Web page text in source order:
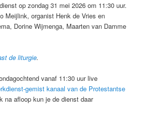
op zondag 31 mei 2026 om 11:30 uur.
Meijlink, organist Henk de Vries en
Dorine Wijmenga, Maarten van Damme
de liturgie.
vanaf 11:30 uur live
gemist kanaal van de Protestantse
na afloop kun je de dienst daar